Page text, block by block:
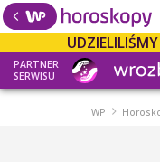
PARTNER
SERWISU
WP